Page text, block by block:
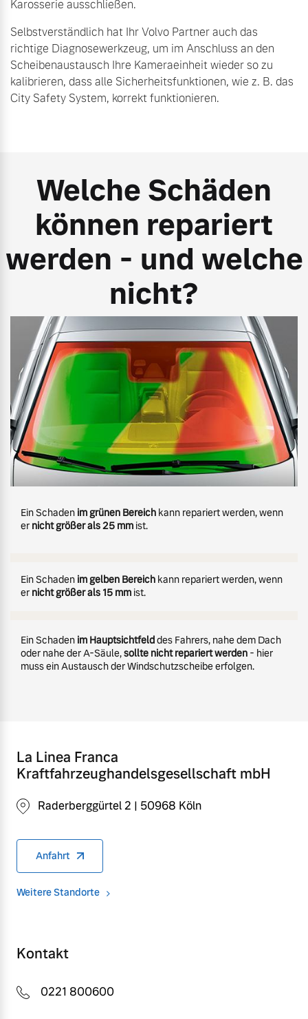
Karosserie ausschließen.
Selbstverständlich hat Ihr Volvo Partner auch das
richtige Diagnosewerkzeug, um im Anschluss an den
Scheibenaustausch Ihre Kameraeinheit wieder so zu
kalibrieren, dass alle Sicherheitsfunktionen, wie z. B. das
City Safety System, korrekt funktionieren.
Welche Schäden
können repariert
werden - und welche
nicht?
Bitte klicken!
Ein Schaden im grünen Bereich kann repariert werden, wenn
er nicht größer als 25 mm ist.
Ein Schaden im gelben Bereich kann repariert werden, wenn
er nicht größer als 15 mm ist.
Ein Schaden im Hauptsichtfelddes Fahrers, nahe dem Dach
oder nahe der A-Säule,sollte nicht repariert werden - hier
muss ein Austausch der Windschutzscheibe erfolgen.
La Linea Franca
Kraftfahrzeughandelsgesellschaft mbH
Raderberggürtel 2 | 50968 Köln
Anfahrt
Weitere Standorte
Kontakt
0221 800600